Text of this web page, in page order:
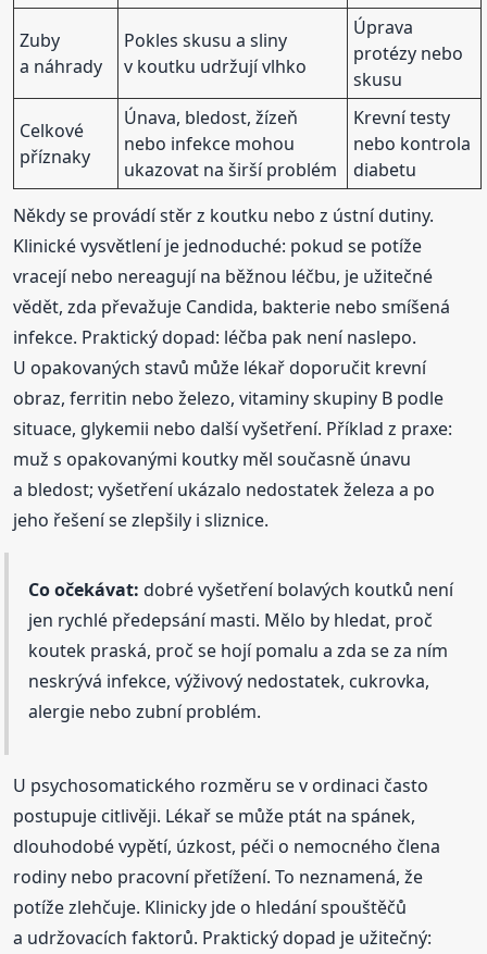
Zuby
a náhrady
Pokles skusu a sliny
v koutku udržují vlhko
Úprava
protézy nebo
skusu
Celkové
příznaky
Únava, bledost, žízeň
nebo infekce mohou
ukazovat na širší problém
Krevní testy
nebo kontrola
diabetu
Někdy se provádí stěr z koutku nebo z ústní dutiny.
Klinické vysvětlení je jednoduché: pokud se potíže
vracejí nebo nereagují na běžnou léčbu, je užitečné
vědět, zda převažuje Candida, bakterie nebo smíšená
infekce. Praktický dopad: léčba pak není naslepo.
U opakovaných stavů může lékař doporučit krevní
obraz, ferritin nebo železo, vitaminy skupiny B podle
situace, glykemii nebo další vyšetření. Příklad z praxe:
muž s opakovanými koutky měl současně únavu
a bledost; vyšetření ukázalo nedostatek železa a po
jeho řešení se zlepšily i sliznice.
Co očekávat: dobré vyšetření bolavých koutků není
jen rychlé předepsání masti. Mělo by hledat, proč
koutek praská, proč se hojí pomalu a zda se za ním
neskrývá infekce, výživový nedostatek, cukrovka,
alergie nebo zubní problém.
U psychosomatického rozměru se v ordinaci často
postupuje citlivěji. Lékař se může ptát na spánek,
dlouhodobé vypětí, úzkost, péči o nemocného člena
rodiny nebo pracovní přetížení. To neznamená, že
potíže zlehčuje. Klinicky jde o hledání spouštěčů
a udržovacích faktorů. Praktický dopad je užitečný: